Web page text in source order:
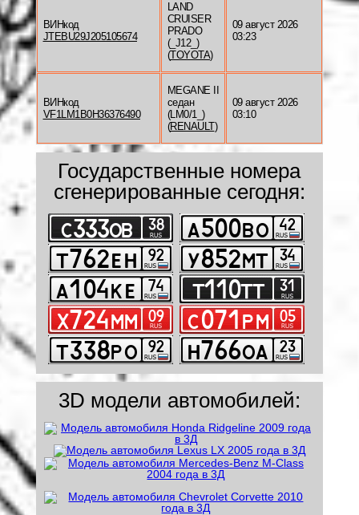
ВИНкод
JTEBU29J205105674
LAND
CRUISER
PRADO
(_J12_)
(TOYOTA)
09 август 2026
03:23
ВИНкод
VF1LM1B0H36376490
MEGANE II
седан
(LM0/1_)
(RENAULT)
09 август 2026
03:10
Государственные номера
сгенерированные сегодня:
3D модели автомобилей: